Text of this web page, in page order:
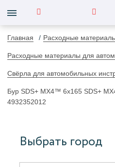
Главная Расходные
Расходные материалы для
Свёрла для автомобильных
Бур SDS+ MX4™ 6x165 SDS+
4932352012
Выбрать город